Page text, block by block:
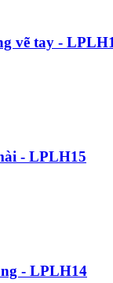
vẽ tay -
- LPLH15
- LPLH14